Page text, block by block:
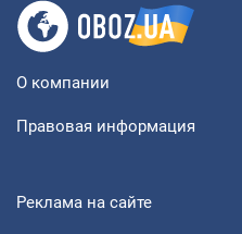
О компании
Правовая информация
Реклама на сайте